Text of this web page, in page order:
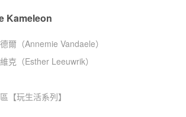
Kameleon
爾（Annemie Vandaele）
克（Esther Leeuwrik）
【玩生活系列】